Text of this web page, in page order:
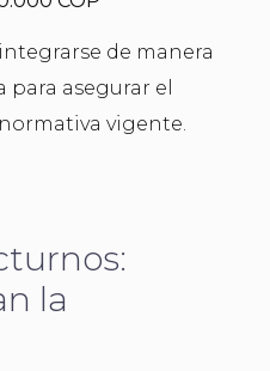
de manera
asegurar el
vigente.
la